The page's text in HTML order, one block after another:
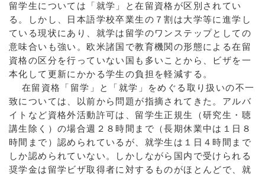
留学生については「就学」と在留資格が区別されてい
る。しかし、日本語学校卒業生の７割は大学等に進学し
ている現状にあり、就学は留学のワンステップとしての
意味合いも強い。欧米諸国で教育機関の形態による在留
資格の区分を行っていない国も多いことから、ビザを一
本化して更新にかかる学生の負担を軽減する。
在留資格「留学」と「就学」をめぐる取り扱いの不一
致については、以前から問題が指摘されてきた。アルバ
イトなど資格外活動許可は、留学生正規生（研究生・聴
講生除く）の場合週２８時間まで（長期休業中は１日８
時間まで）認められているが、就学生は１日４時間まで
しか認められていない。しかしながら国内で受けられる
奨学金は留学ビザ取得者に対するものがほとんどで、就